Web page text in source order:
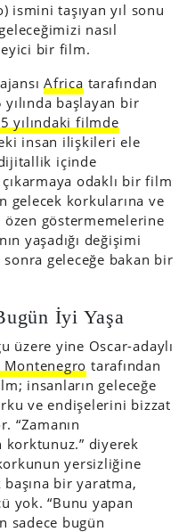
ismini taşıyan yıl sonu
nasıl
bir film.
Africa tarafından
başlayan bir
yılındaki filmde
insan ilişkileri ele
içinde
çıkarmaya odaklı bir film
gelecek korkularına ve
özen göstermemelerine
yaşadığı değişimi
geleceğe bakan bir
İyi Yaşa
üzere yine Oscar-adaylı
Montenegro tarafından
insanların geleceğe
ve endişelerini bizzat
“Zamanın
korktunuz.” diyerek
yersizliğine
bir yaratma,
yok. “Bunu yapan
sadece bugün